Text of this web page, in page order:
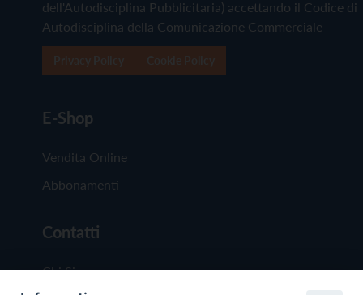
dell'Autodisciplina Pubblicitaria) accettando il Codice di
Autodisciplina della Comunicazione Commerciale
E-Shop
Vendita Online
Abbonamenti
Contatti
Chi Siamo